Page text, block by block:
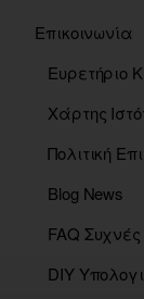
Επικοινωνία
Χάρτης
Πολιτική
Blog News
FAQ
DIY